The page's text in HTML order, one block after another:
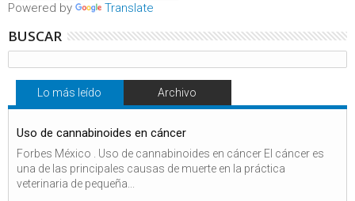
Powered by Translate
BUSCAR
Lo más leído Archivo
Uso de cannabinoides en cáncer
Forbes México . Uso de cannabinoides en cáncer El cáncer es
una de las principales causas de muerte en la práctica
veterinaria de pequeña...